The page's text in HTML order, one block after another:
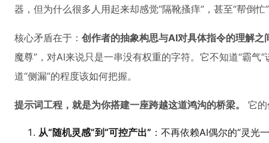
器，但为什么很多人用起来却感觉“隔靴搔痒”，甚至“帮倒忙
核心矛盾在于： 创作者的抽象构思与AI对具体指令的理解之
魔尊”，对AI来说只是一串没有权重的字符。它不知道“霸气
道“侧漏”的程度该如何把握。
提示词工程，就是为你搭建一座跨越这道鸿沟的桥梁。 它
从“随机灵感”到“可控产出” ：不再依赖AI偶尔的“灵光